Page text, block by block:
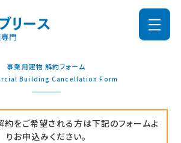
事業用建物 解約フォーム
Building Cancellation Form
をご希望される方は下記のフォームよ
りお申込みください。